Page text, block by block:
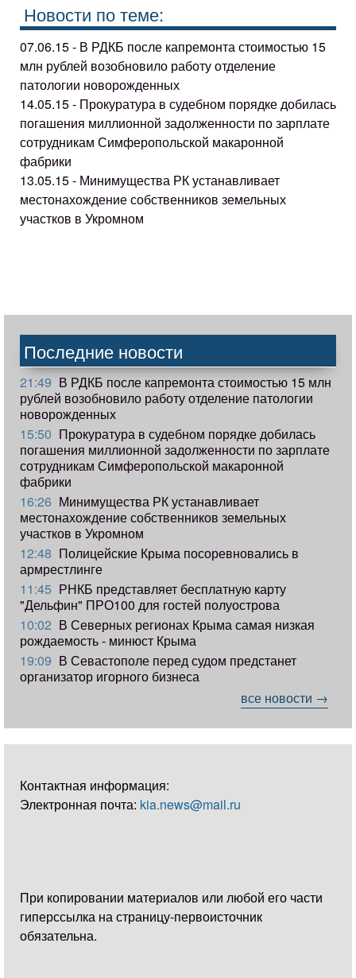
Новости по теме:
07.06.15 - В РДКБ после капремонта стоимостью 15
млн рублей возобновило работу отделение
патологии новорожденных
14.05.15 - Прокуратура в судебном порядке добилась
погашения миллионной задолженности по зарплате
сотрудникам Симферопольской макаронной
фабрики
13.05.15 - Минимущества РК устанавливает
местонахождение собственников земельных
участков в Укромном
Последние новости
21:49 В РДКБ после капремонта стоимостью 15 млн
рублей возобновило работу отделение патологии
новорожденных
15:50 Прокуратура в судебном порядке добилась
погашения миллионной задолженности по зарплате
сотрудникам Симферопольской макаронной
фабрики
16:26 Минимущества РК устанавливает
местонахождение собственников земельных
участков в Укромном
12:48 Полицейские Крыма посоревновались в
армрестлинге
11:45 РНКБ представляет бесплатную карту
"Дельфин" ПРО100 для гостей полуострова
10:02 В Северных регионах Крыма самая низкая
рождаемость - минюст Крыма
19:09 В Севастополе перед судом предстанет
организатор игорного бизнеса
все новости →
Контактная информация:
Электронная почта: kia.news@mail.ru
При копировании материалов или любой его части
гиперссылка на страницу-первоисточник
обязательна.